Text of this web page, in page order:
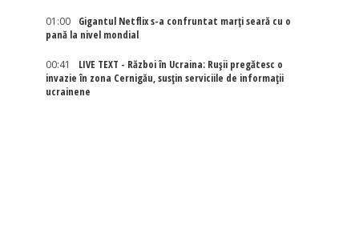
01:00
Gigantul Netflix s-a confruntat marţi seară cu o
pană la nivel mondial
00:41
LIVE TEXT - Război în Ucraina: Rușii pregătesc o
invazie în zona Cernigău, susțin serviciile de informații
ucrainene